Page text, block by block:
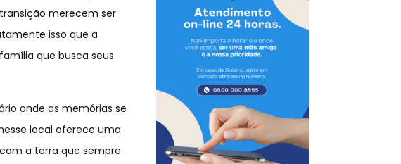
merecem ser
isso que a
que busca seus
onde as memórias se
local oferece uma
a terra que sempre